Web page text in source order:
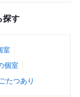
探す
室
個室
たつあり